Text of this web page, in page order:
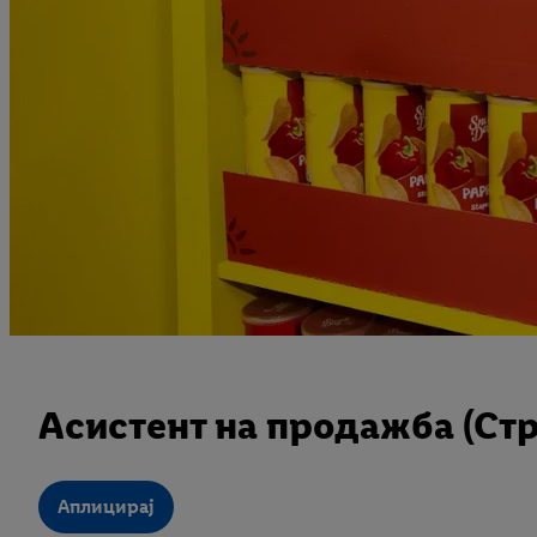
Асистент на продажба
Аплицирај